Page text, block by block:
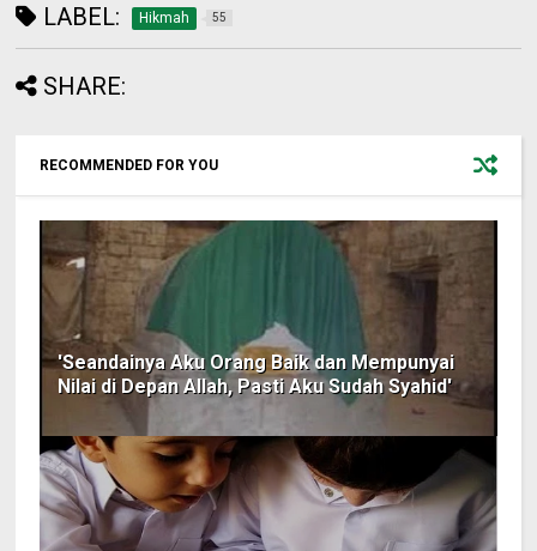
LABEL: Hikmah 55
SHARE:
RECOMMENDED FOR YOU
'Seandainya Aku Orang Baik dan Mempunyai
Nilai di Depan Allah, Pasti Aku Sudah Syahid'